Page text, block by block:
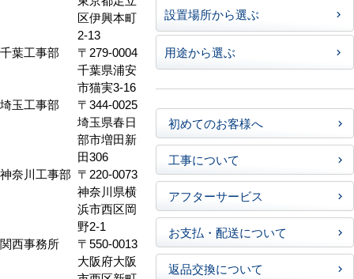
区伊興本町
2-13
千葉工事部
〒279-0004
千葉県浦安
市猫実3-16
埼玉工事部
〒344-0025
埼玉県春日
部市増田新
田306
神奈川工事部 〒220-0073
神奈川県横
浜市西区岡
野2-1
関西事務所
〒550-0013
大阪府大阪
設置場所から選ぶ
用途から選ぶ
初めてのお客様へ
工事について
アフターサービス
お支払・配送について
返品交換について